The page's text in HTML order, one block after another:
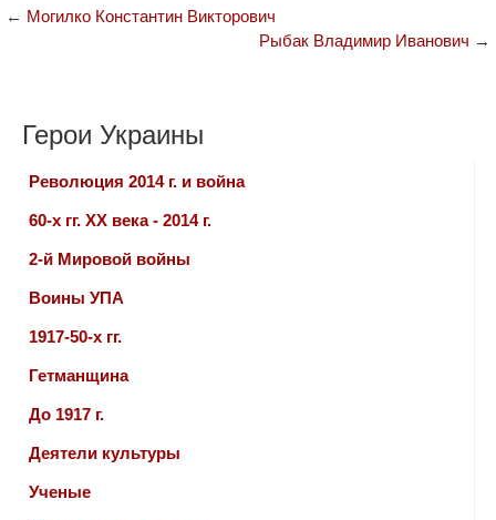
← Могилко Константин Викторович
Рыбак Владимир Иванович →
Герои Украины
Революция 2014 г. и война
60-х гг. ХХ века - 2014 г.
2-й Мировой войны
Воины УПА
1917-50-х гг.
Гетманщина
До 1917 г.
Деятели культуры
Ученые